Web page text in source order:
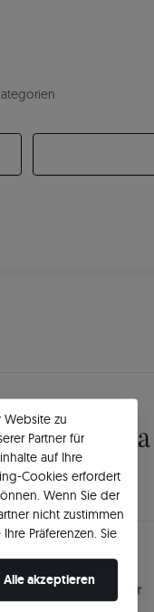
Europa
🇧🇬
zu
Partner für
auf Ihre
Cookies erfordert
Wenn Sie der
nicht zustimmen
Präferenzen. Sie
Alle akzeptieren